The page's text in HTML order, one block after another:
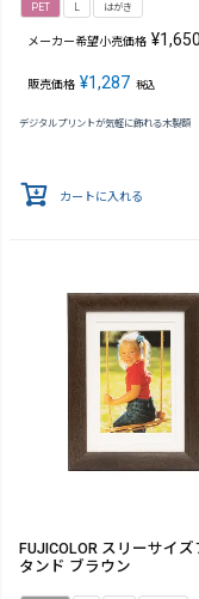
PET L はがき
メーカー希望小売価格 ¥1,650
販売価格 ¥1,287 税込
デジタルプリントが気軽に飾れる木製額
カートに入れる
FUJICOLOR スリーサイ
タンド ブラウン